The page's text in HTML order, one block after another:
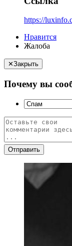
https://
Нравится
Жалоба
✕Закрыть
Почему вы
Отправить